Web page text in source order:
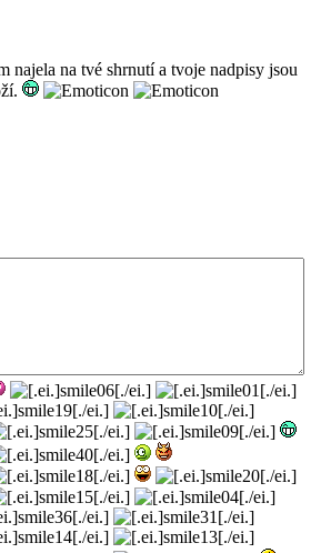
najela na tvé shrnutí a tvoje nadpisy jsou